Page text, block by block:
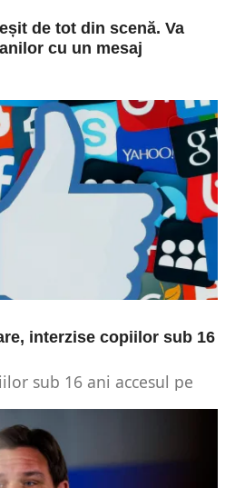
de tot din scenă. Va
cu un mesaj
Naționale
viitoare. Asta...
interzise copiilor sub 16
sub 16 ani accesul pe